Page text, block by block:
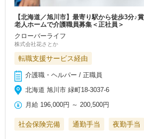
【北海道／旭川市】最寄り駅から徒歩3分♪
老人ホームで介護職員募集＜正社員＞
クローバーライフ
株式会社花さとか
転職支援サービス経由
介護職・ヘルパー / 正職員
北海道 旭川市 緑町18-3037-6
月給 196,000円 ～ 200,500円
社会保険完備 通勤手当 夜勤手当